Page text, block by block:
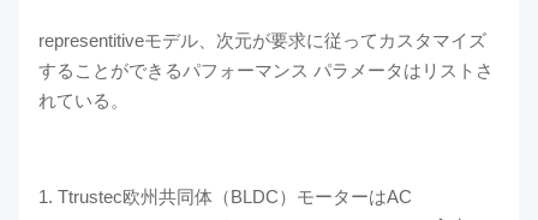
representitiveモデル、次元が要求に従ってカスタマイズ
することができるパフォーマンス パラメータはリストさ
れている。
1. Ttrustec欧州共同体（BLDC）モーターはAC